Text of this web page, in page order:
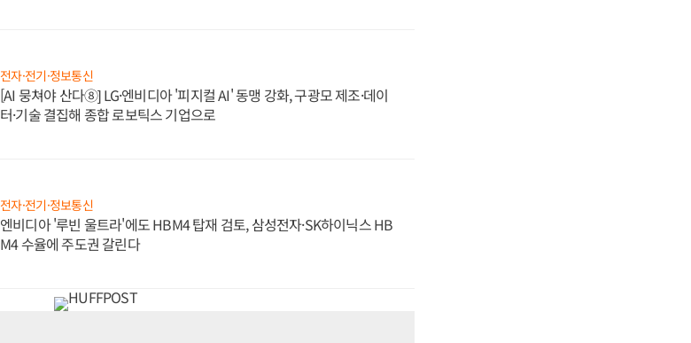
전자·전기·정보통신
[AI 뭉쳐야 산다⑧] LG·엔비디아 '피지컬 AI' 동맹 강화, 구광모 제조·데이
터·기술 결집해 종합 로보틱스 기업으로
전자·전기·정보통신
엔비디아 '루빈 울트라'에도 HBM4 탑재 검토, 삼성전자·SK하이닉스 HB
M4 수율에 주도권 갈린다